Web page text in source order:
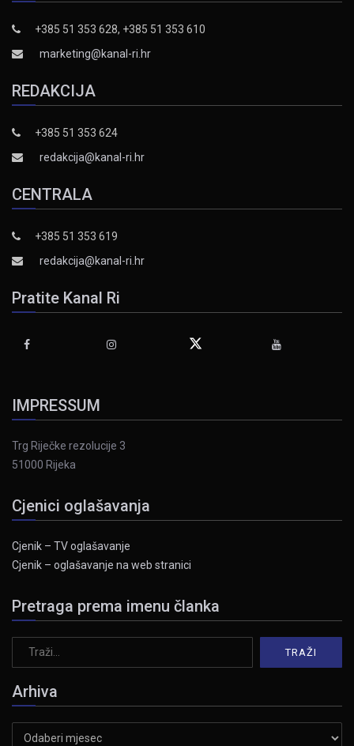
+385 51 353 628, +385 51 353 610
marketing@kanal-ri.hr
REDAKCIJA
+385 51 353 624
redakcija@kanal-ri.hr
CENTRALA
+385 51 353 619
redakcija@kanal-ri.hr
Pratite Kanal Ri
IMPRESSUM
Trg Riječke rezolucije 3
51000 Rijeka
Cjenici oglašavanja
Cjenik – TV oglašavanje
Cjenik – oglašavanje na web stranici
Pretraga prema imenu članka
Arhiva